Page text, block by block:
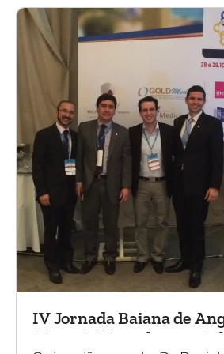
IV Jornada Baiana de
Cirurgia Vascular, em